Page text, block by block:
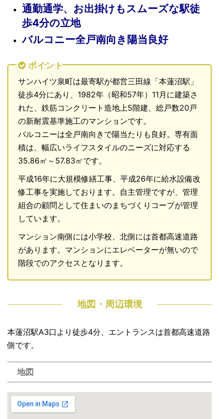
通勤通学、お出掛けもスムーズな駅徒
歩4分の立地
バルコニー全戸南向き陽当良好
ポイント
サンハイツ泉町は最寄駅が都営三田線「本蓮沼駅」
徒歩4分にあり、1982年（昭和57年）11月に建築さ
れた、鉄筋コンクリート造地上5階建、総戸数20戸
の新耐震基準施工のマンションです。
バルコニーは全戸南向きで陽当たりも良好。専有面
積は、幅広いライフスタイルのニーズに対応する
35.86㎡～57.83㎡です。
平成16年に大規模修繕工事、平成26年に給水設備改
修工事を実施しております。自主管理ですが、管理
組合の顧問として住まいのまちづくりコープが管理
しています。
マンション南側には小学校、北側には首都高速道路
があります。マンションにエレベーターが無いので
階段でのアクセスとなります。
地図・周辺環境
本蓮沼駅A3口より徒歩4分、エントランスは首都高速道路
側です。
地図